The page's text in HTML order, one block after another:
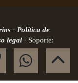
· Política de
legal · Soporte: